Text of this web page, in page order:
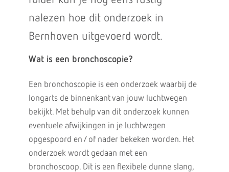
nalezen hoe dit onderzoek in
Bernhoven uitgevoerd wordt.
Wat is een bronchoscopie?
Een bronchoscopie is een onderzoek waarbij de
longarts de binnenkant van jouw luchtwegen
bekijkt. Met behulp van dit onderzoek kunnen
eventuele afwijkingen in je luchtwegen
opgespoord en / of nader bekeken worden. Het
onderzoek wordt gedaan met een
bronchoscoop. Dit is een flexibele dunne slang,